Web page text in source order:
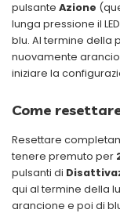
pulsante Azione
lunga pressione il
blu. Al termine della
nuovamente
iniziare la
Come
Resettare
tenere premuto per
pulsanti di
qui al termine della
arancione e poi di